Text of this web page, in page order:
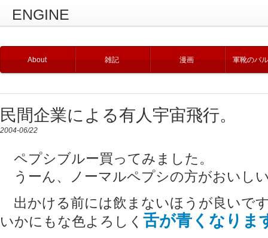
ENGINE
About 雑記 漫画 軍靴のバ
民間企業による有人宇宙飛行。
2004-06/22
ペプシブルー買ってみました。
うーん、ノーマルペプシの方がおいし
出かける前には飲まないほうが良いで
いかにもな色よろしく 舌が青くなりま